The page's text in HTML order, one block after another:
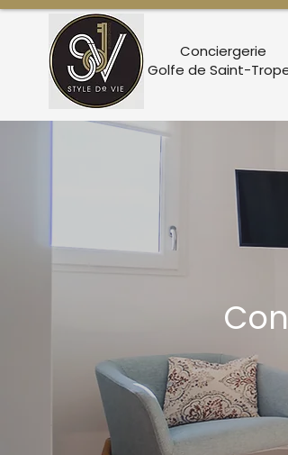
Conciergerie
Golfe de Saint-